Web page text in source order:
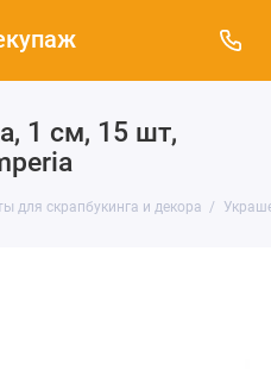
1 см, 15 шт,
для скрапбукинга и декора